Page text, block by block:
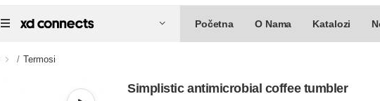
Početna O Nama Katalozi
Termosi
Simplistic antimicrobial coffee tumbler